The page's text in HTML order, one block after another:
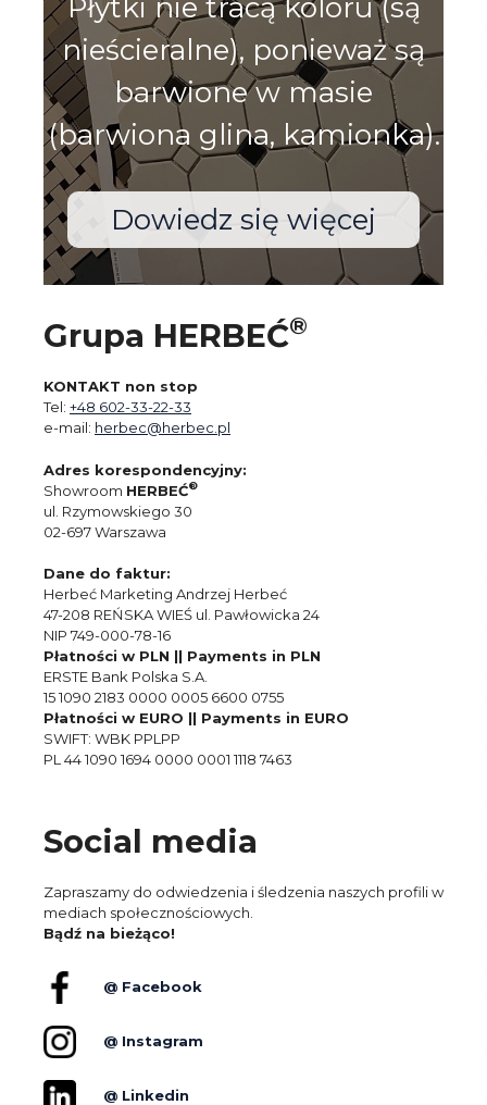
Płytki nie tracą koloru (są
nieścieralne), ponieważ są
barwione w masie
(barwiona glina, kamionka).
Dowiedz się więcej
Grupa HERBEĆ®
KONTAKT non stop
Tel: +48 602-33-22-33
e-mail: herbec@herbec.pl
Adres korespondencyjny:
Showroom HERBEĆ®
ul. Rzymowskiego 30
02-697 Warszawa
Dane do faktur:
Herbeć Marketing Andrzej Herbeć
47-208 REŃSKA WIEŚ ul. Pawłowicka 24
NIP 749-000-78-16
Płatności w PLN || Payments in PLN
ERSTE Bank Polska S.A.
15 1090 2183 0000 0005 6600 0755
Płatności w EURO || Payments in EURO
SWIFT: WBK PPLPP
PL 44 1090 1694 0000 0001 1118 7463
Social media
Zapraszamy do odwiedzenia i śledzenia naszych profili w
mediach społecznościowych.
Bądź na bieżąco!
@ Facebook
@ Instagram
@ Linkedin